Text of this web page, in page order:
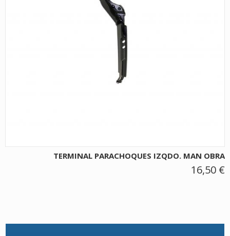
TERMINAL PARACHOQUES IZQDO. MAN OBRA
16,50 €